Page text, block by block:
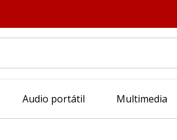
Audio portátil Multimedia